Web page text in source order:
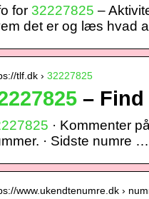
for 32227825 –
det er og læs hvad
tlf.dk › 32227825
– Find
· Kommenter
· Sidste numre …
www.ukendtenumre.dk ›